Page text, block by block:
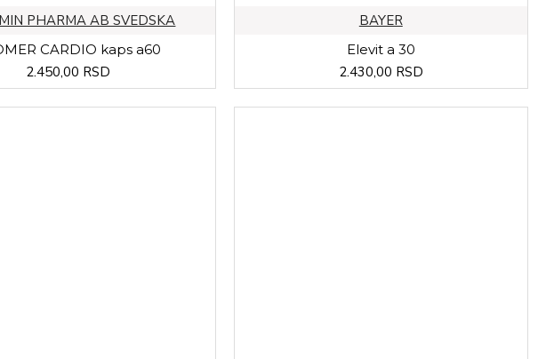
PHARMA AB SVEDSKA
CARDIO kaps a60
2.450,00 RSD
BAYER
Elevit a 30
2.430,00 RSD